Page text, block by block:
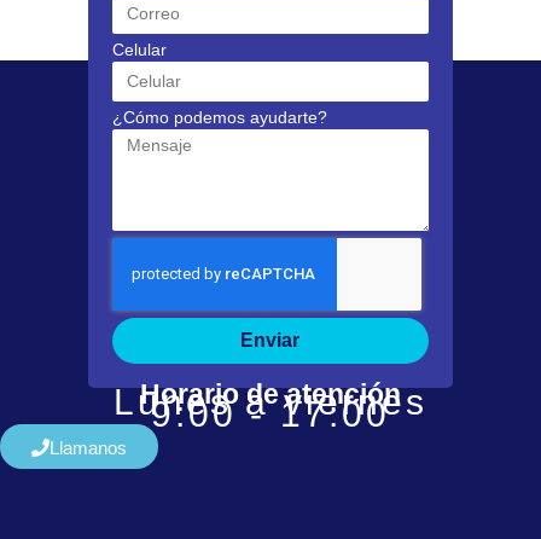
Celular
¿Cómo podemos ayudarte?
Enviar
Horario de atención
Lunes a viernes
9:00 - 17:00
Llamanos